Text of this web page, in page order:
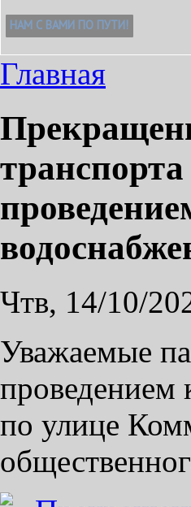
Главная
Чтв, 14/10/
Уважаемые
проведением
по улице